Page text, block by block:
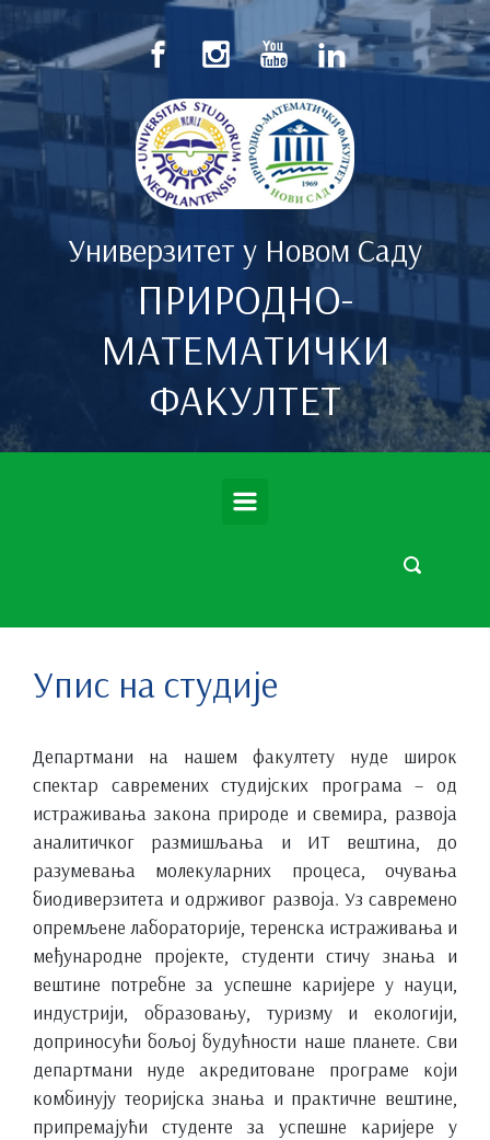
Скип то маин цонтент
Универзитет у Новом Саду
ПРИРОДНО-
МАТЕМАТИЧКИ
ФАКУЛТЕТ
Упис на студије
Департмани на нашем факултету нуде широк
спектар савремених студијских програма – од
истраживања закона природе и свемира, развоја
аналитичког размишљања и ИТ вештина, до
разумевања молекуларних процеса, очувања
биодиверзитета и одрживог развоја. Уз савремено
опремљене лабораторије, теренска истраживања и
међународне пројекте, студенти стичу знања и
вештине потребне за успешне каријере у науци,
индустрији, образовању, туризму и екологији,
доприносући бољој будућности наше планете. Сви
департмани нуде акредитоване програме који
комбинују теоријска знања и практичне вештине,
припремајући студенте за успешне каријере у